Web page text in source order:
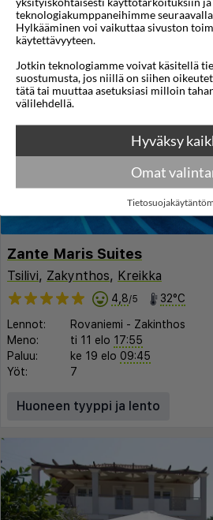
Huoneen tyyppi ja lento
Zante Maris Suites
Tsilivi, Zakynthos, Kreikka
4,8/5 32°C
Lennot: Rovaniemi - Zakinthos
Meno:
ti 11 elo 17:55
Paluu:
ke 19 elo 09:45
Yöt:
7
Huoneen tyyppi ja lento
teknologiakumppaneihimme
Hylkääminen voi vaikuttaa sivuston
käytettävyyteen.
Jotkin teknologiamme voivat käsitellä
suostumusta, jos niillä on siihen
tätä tai muuttaa asetuksiasi milloin
välilehdellä.
Hyväksy
Omat